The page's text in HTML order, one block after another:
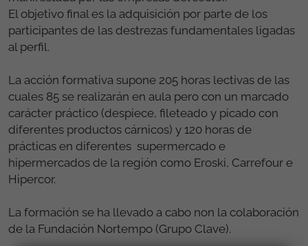
El objetivo final es la adquisición por parte de los
participantes de las destrezas fundamentales ligadas
al perfil.
La acción formativa supone 205 horas lectivas de las
cuales 85 se realizarán en aula pero con un marcado
carácter práctico (despiece, fileteado y picado con
diferentes productos cárnicos) y 120 horas de
prácticas en diferentes supermercado e
hipermercados de la región como Eroski, Carrefour e
Hipercor.
La formación se ha llevado a cabo non la colaboración
de la Fundación Nortempo (Grupo Clave).